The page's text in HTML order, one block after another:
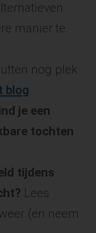
manier te
nog plek
blog.
je een
tochten
tijdens
Lees
(en neem